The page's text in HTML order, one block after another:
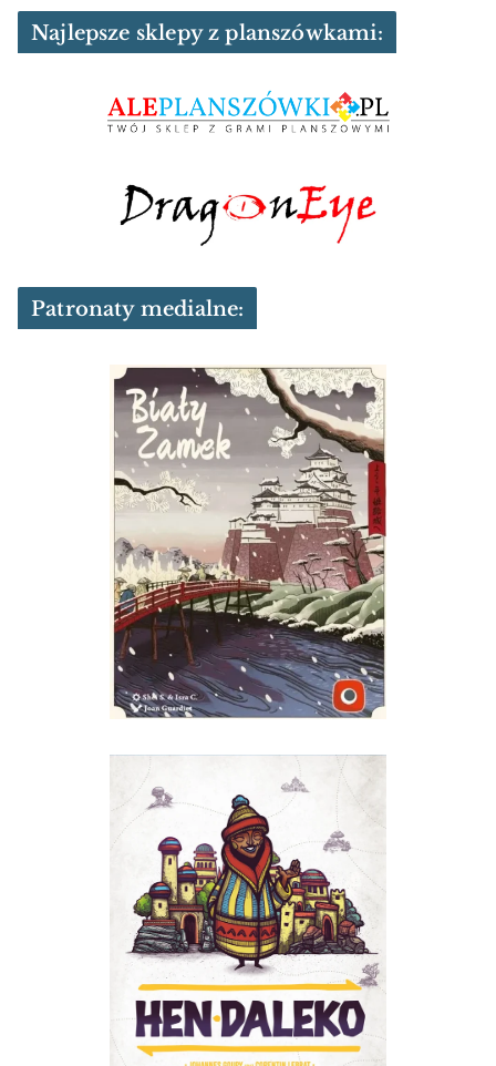
Najlepsze sklepy z planszówkami:
Patronaty medialne: